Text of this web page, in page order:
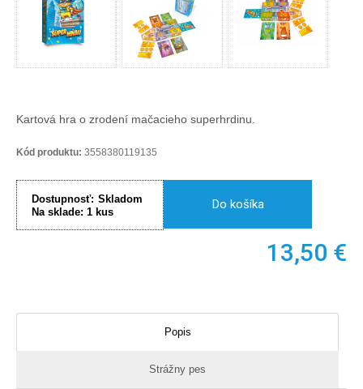
Kartová hra o zrodení mačacieho superhrdinu.
Kód produktu: 3558380119135
Dostupnosť: Skladom
Na sklade: 1 kus
Do košíka
13,50 €
Popis
Strážny pes